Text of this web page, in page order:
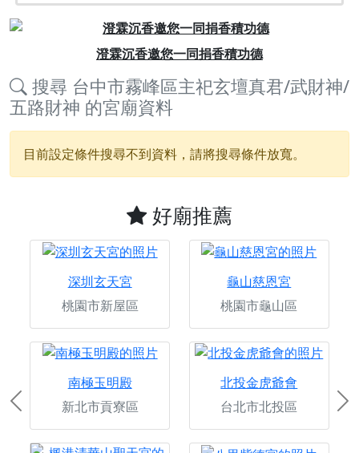
澄霖沉香邀您一同捐香積功德
搜尋 台中市霧峰區主祀玄壇真君/武財神/
五路財神 的宮廟資料
目前設定條件搜尋不到資料，請將搜尋條件放寬。
好廟推薦
深圳玄天宮
桃園市新屋區
龜山慈恩宮
桃園市龜山區
南極玉明殿
新北市貢寮區
北投金虎爺會
台北市北投區
Previous